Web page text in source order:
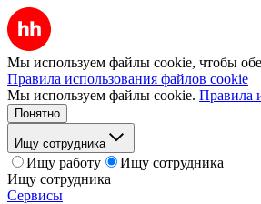
Мы используем файлы cookie, чтобы
Правила использования файлов cookie
Мы используем файлы cookie. Правила
Понятно
Ищу сотрудника
Ищу работу
Ищу сотрудника
Ищу сотрудника
Сервисы